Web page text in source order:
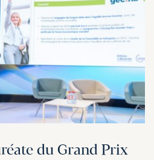
du Grand Prix